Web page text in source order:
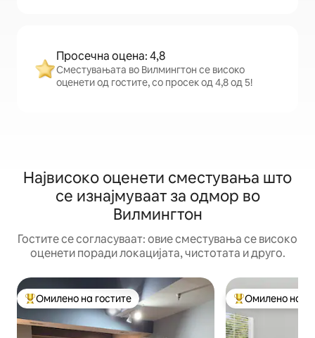
Просечна оцена: 4,8
Сместувањата во Вилмингтон се високо
оценети од гостите, со просек од 4,8 од 5!
Највисоко оценети сместувања што
се изнајмуваат за одмор во
Вилмингтон
Гостите се согласуваат: овие сместувања се високо
оценети поради локацијата, чистотата и друго.
Меѓу најуспешните „Омилени на гостите“
Омилено на гостите Меѓу
Омилено на